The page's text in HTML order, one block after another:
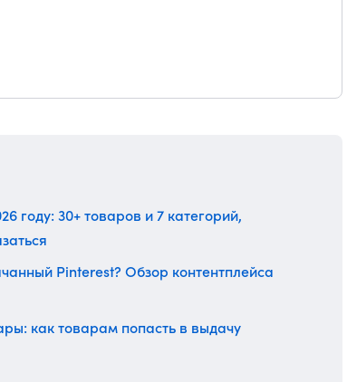
году: 30+ товаров и 7 категорий,
Pinterest? Обзор контентплейса
как товарам попасть в выдачу